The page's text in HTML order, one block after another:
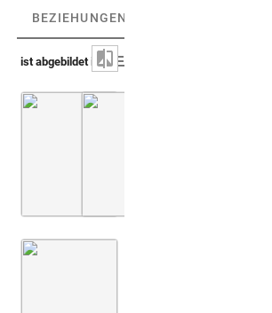
BEZIEHUNGEN
ist abgebildet in